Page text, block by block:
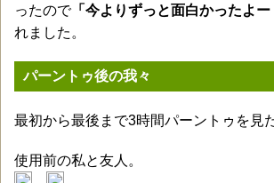
ったので「今よりずっと面白かったよー
れました。
パーントゥ後の我々
最初から最後まで3時間パーントゥを見
使用前の私と友人。